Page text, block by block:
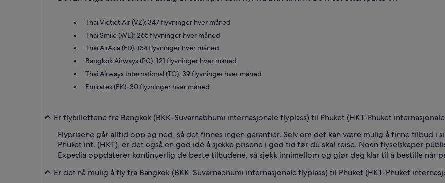
Thai Vietjet Air (VZ): 347 flyvninger hver måned
Thai Smile (WE): 265 flyvninger hver måned
Thai AirAsia (FD): 134 flyvninger hver måned
Bangkok Airways (PG): 121 flyvninger hver måned
Thai Airways International (TG): 39 flyvninger hver måned
Emirates (EK): 30 flyvninger hver måned
Er flybillettene fra Bangkok (BKK-Suvarnabhumi internasjonale flyplass) til Phuket (HKT-Phuket
Flyprisene går alltid opp og ned, så det finnes ingen garantier. Selv om det kan være mulig å finne tilbud i
Phuket int. (HKT), er det også en god idé å sjekke prisene i god tid før du skal reise. Noen flyselskaper
Expedia oppdaterer kontinuerlig de beste tilbudene, så sjekk innimellom og gjør deg klar til å bestille når
Er det nå mulig å fly fra Bangkok (BKK-Suvarnabhumi internasjonale flyplass) til Phuket (HKT-Phuket